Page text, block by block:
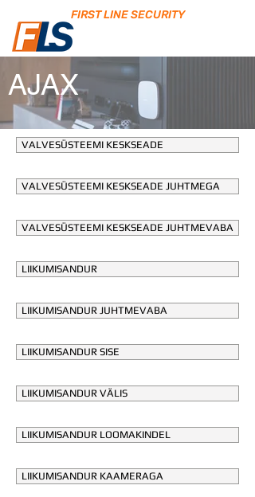
FIRST LINE SECURITY
AJAX
VALVESÜSTEEMI KESKSEADE
VALVESÜSTEEMI KESKSEADE JUHTMEGA
VALVESÜSTEEMI KESKSEADE JUHTMEVABA
LIIKUMISANDUR
LIIKUMISANDUR JUHTMEVABA
LIIKUMISANDUR SISE
LIIKUMISANDUR VÄLIS
LIIKUMISANDUR LOOMAKINDEL
LIIKUMISANDUR KAAMERAGA